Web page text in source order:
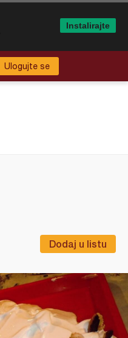
Ulogujte se
Dodaj u listu
Instalirajte